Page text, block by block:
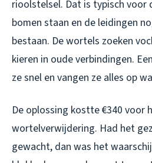
rioolstelsel. Dat is typisch voor
bomen staan en de leidingen
bestaan. De wortels zoeken
kieren in oude verbindingen.
ze snel en vangen ze alles op
De oplossing kostte €340 voor
wortelverwijdering. Had het
gewacht, dan was het